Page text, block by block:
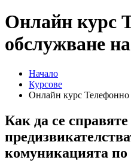
Онлайн курс
обслужване
Начало
Курсове
Онлайн курс Телефонно
Как да се справяте
комуникацията по